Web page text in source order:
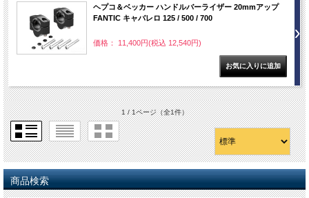
ヘプコ＆ベッカー ハンドルバーライザー 20mmアップ
FANTIC キャバレロ 125 / 500 / 700
価格： 11,400円(税込 12,540円)
1 / 1ページ（全1件）
商品検索